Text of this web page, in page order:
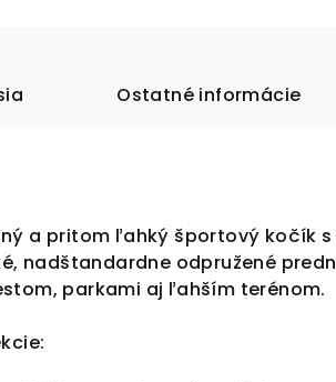
Ostatné informácie
a pritom ľahký športový kočík
nadštandardne odpružené
parkami aj ľahším terénom.